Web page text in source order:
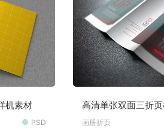
机素材
PSD
高清单张双面三折
画册折页